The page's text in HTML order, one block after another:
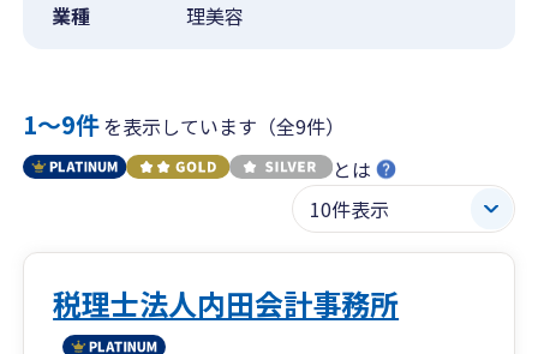
業種
理美容
1〜9件を表示しています（全9件）
とは
税理士法人内田会計事務所